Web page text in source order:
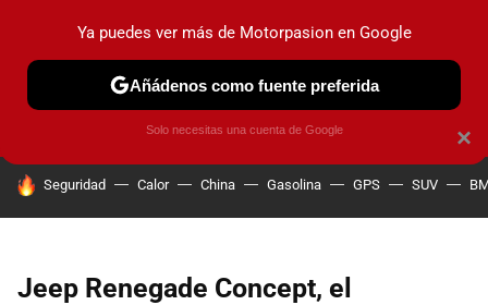
PRUEBAS COCHES ELÉCTRICOS OBSERVATORIO
HOY SE HABLA DE
Seguridad Calor China Gasolina GPS SUV
Jeep Renegade Concept, el
×
Ya puedes ver más de Motorpasion en Google
Añádenos como fuente preferida
Solo necesitas una cuenta de Google